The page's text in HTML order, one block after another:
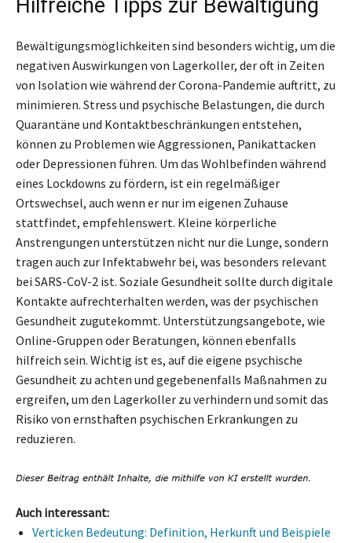
Hilfreiche Tipps zur Bewältigung
Bewältigungsmöglichkeiten sind besonders wichtig, um die
negativen Auswirkungen von Lagerkoller, der oft in Zeiten
von Isolation wie während der Corona-Pandemie auftritt, zu
minimieren. Stress und psychische Belastungen, die durch
Quarantäne und Kontaktbeschränkungen entstehen,
können zu Problemen wie Aggressionen, Panikattacken
oder Depressionen führen. Um das Wohlbefinden während
eines Lockdowns zu fördern, ist ein regelmäßiger
Ortswechsel, auch wenn er nur im eigenen Zuhause
stattfindet, empfehlenswert. Kleine körperliche
Anstrengungen unterstützen nicht nur die Lunge, sondern
tragen auch zur Infektabwehr bei, was besonders relevant
bei SARS-CoV-2 ist. Soziale Gesundheit sollte durch digitale
Kontakte aufrechterhalten werden, was der psychischen
Gesundheit zugutekommt. Unterstützungsangebote, wie
Online-Gruppen oder Beratungen, können ebenfalls
hilfreich sein. Wichtig ist es, auf die eigene psychische
Gesundheit zu achten und gegebenenfalls Maßnahmen zu
ergreifen, um den Lagerkoller zu verhindern und somit das
Risiko von ernsthaften psychischen Erkrankungen zu
reduzieren.
Auch interessant:
Verticken Bedeutung: Definition, Herkunft und Beispiele